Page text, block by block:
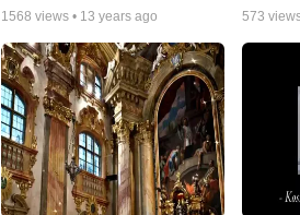
1568 views • 13 years ago 573